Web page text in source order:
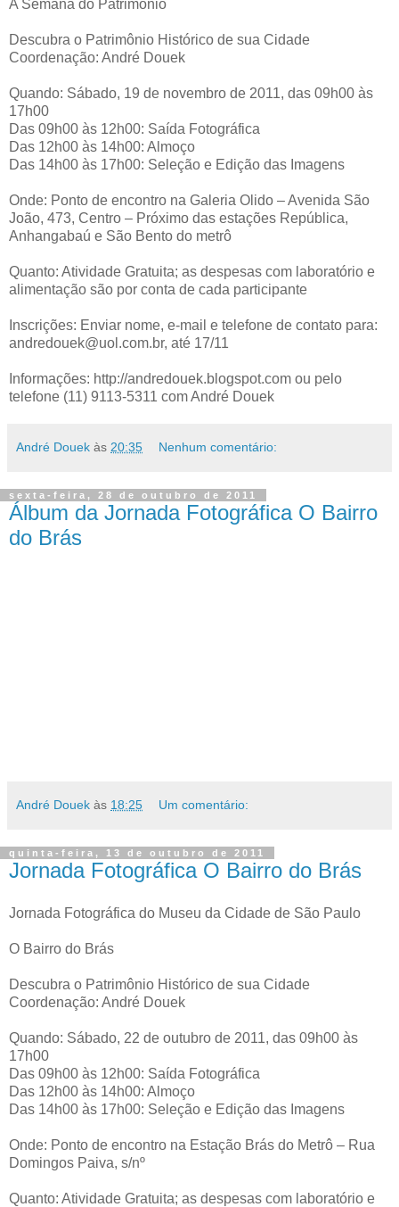
A Semana do Patrimônio
Descubra o Patrimônio Histórico de sua Cidade
Coordenação: André Douek
Quando: Sábado, 19 de novembro de 2011, das 09h00 às
17h00
Das 09h00 às 12h00: Saída Fotográfica
Das 12h00 às 14h00: Almoço
Das 14h00 às 17h00: Seleção e Edição das Imagens
Onde: Ponto de encontro na Galeria Olido – Avenida São
João, 473, Centro – Próximo das estações República,
Anhangabaú e São Bento do metrô
Quanto: Atividade Gratuita; as despesas com laboratório e
alimentação são por conta de cada participante
Inscrições: Enviar nome, e-mail e telefone de contato para:
andredouek@uol.com.br, até 17/11
Informações: http://andredouek.blogspot.com ou pelo
telefone (11) 9113-5311 com André Douek
André Douek às 20:35 Nenhum comentário:
sexta-feira, 28 de outubro de 2011
Álbum da Jornada Fotográfica O Bairro
do Brás
André Douek às 18:25 Um comentário:
quinta-feira, 13 de outubro de 2011
Jornada Fotográfica O Bairro do Brás
Jornada Fotográfica do Museu da Cidade de São Paulo
O Bairro do Brás
Descubra o Patrimônio Histórico de sua Cidade
Coordenação: André Douek
Quando: Sábado, 22 de outubro de 2011, das 09h00 às
17h00
Das 09h00 às 12h00: Saída Fotográfica
Das 12h00 às 14h00: Almoço
Das 14h00 às 17h00: Seleção e Edição das Imagens
Onde: Ponto de encontro na Estação Brás do Metrô – Rua
Domingos Paiva, s/nº
Quanto: Atividade Gratuita; as despesas com laboratório e